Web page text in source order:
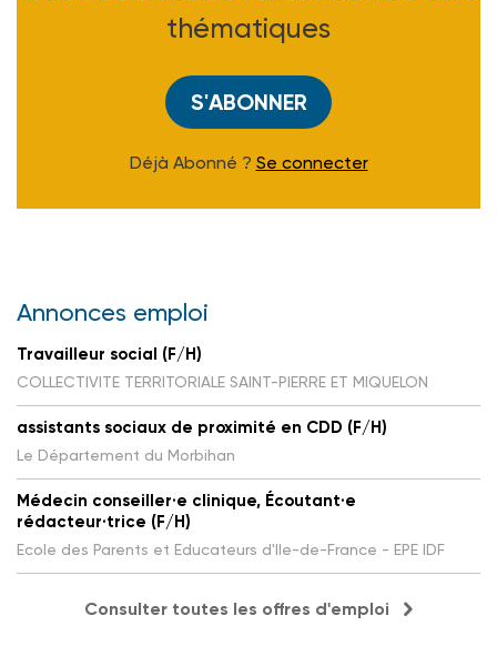
thématiques
S'ABONNER
Déjà Abonné ? Se connecter
Annonces emploi
Travailleur social (F/H)
COLLECTIVITE TERRITORIALE SAINT-PIERRE ET MIQUELON
assistants sociaux de proximité en CDD (F/H)
Le Département du Morbihan
Médecin conseiller·e clinique, Écoutant·e
rédacteur·trice (F/H)
Ecole des Parents et Educateurs d'Ile-de-France - EPE IDF
Consulter toutes les offres d'emploi